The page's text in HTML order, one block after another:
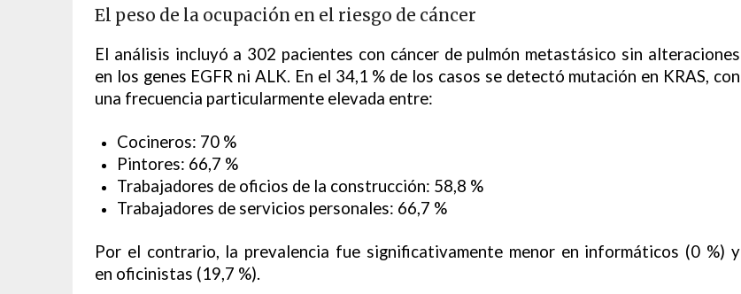
El peso de la ocupación en el riesgo de cáncer
El análisis incluyó a 302 pacientes con cáncer de pulmón metastásico sin alteraciones
en los genes EGFR ni ALK. En el 34,1 % de los casos se detectó mutación en KRAS, con
una frecuencia particularmente elevada entre:
Cocineros: 70 %
Pintores: 66,7 %
Trabajadores de oficios de la construcción: 58,8 %
Trabajadores de servicios personales: 66,7 %
Por el contrario, la prevalencia fue significativamente menor en informáticos (0 %) y
en oficinistas (19,7 %).